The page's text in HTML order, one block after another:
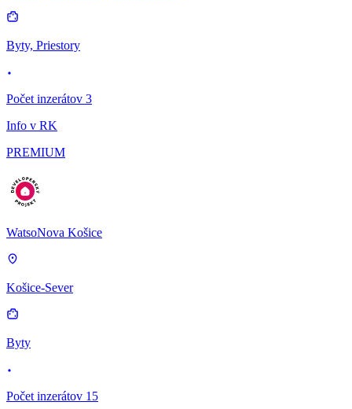
Byty, Priestory
Počet inzerátov 3
Info v RK
PREMIUM
WatsoNova Košice
Košice-Sever
Byty
Počet inzerátov 15